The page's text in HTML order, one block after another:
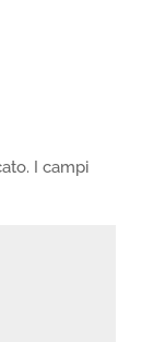
I campi